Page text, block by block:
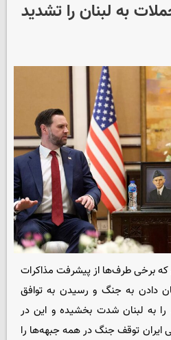
به لبنان را تشدید
برخی طرف‌ها از پیشرفت مذاکرات
دادن به جنگ و رسیدن به توافق
به لبنان شدت بخشیده و این در
توقف جنگ در همه جبهه‌ها را